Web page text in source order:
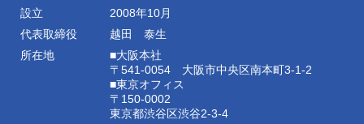
設立
2008年10月
代表取締役
越田 泰生
所在地
■大阪本社
〒541-0054 大阪市中央区南本町3-1-2
■東京オフィス
〒150-0002
東京都渋谷区渋谷2-3-4